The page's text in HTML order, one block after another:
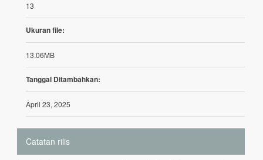
13
Ukuran file:
13.06MB
Tanggal Ditambahkan:
April 23, 2025
Catatan rilis